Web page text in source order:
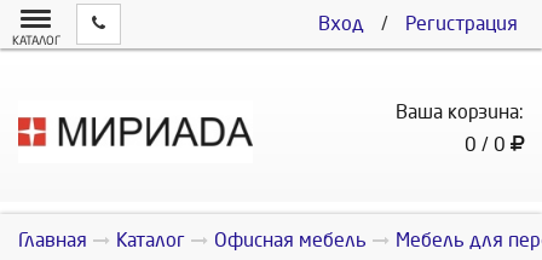
Вход / Регистрация
КАТАЛОГ
Ваша корзина:
0 / 0
Главная Каталог Офисная мебель Мебель для